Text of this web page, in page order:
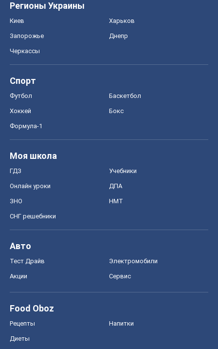
Регионы Украины
Киев Харьков
Запорожье Днепр
Черкассы
Спорт
Футбол Баскетбол
Хоккей Бокс
Формула-1
Моя школа
ГДЗ Учебники
Онлайн уроки ДПА
ЗНО НМТ
СНГ решебники
Авто
Тест Драйв Электромобили
Акции Сервис
Food Oboz
Рецепты Напитки
Диеты